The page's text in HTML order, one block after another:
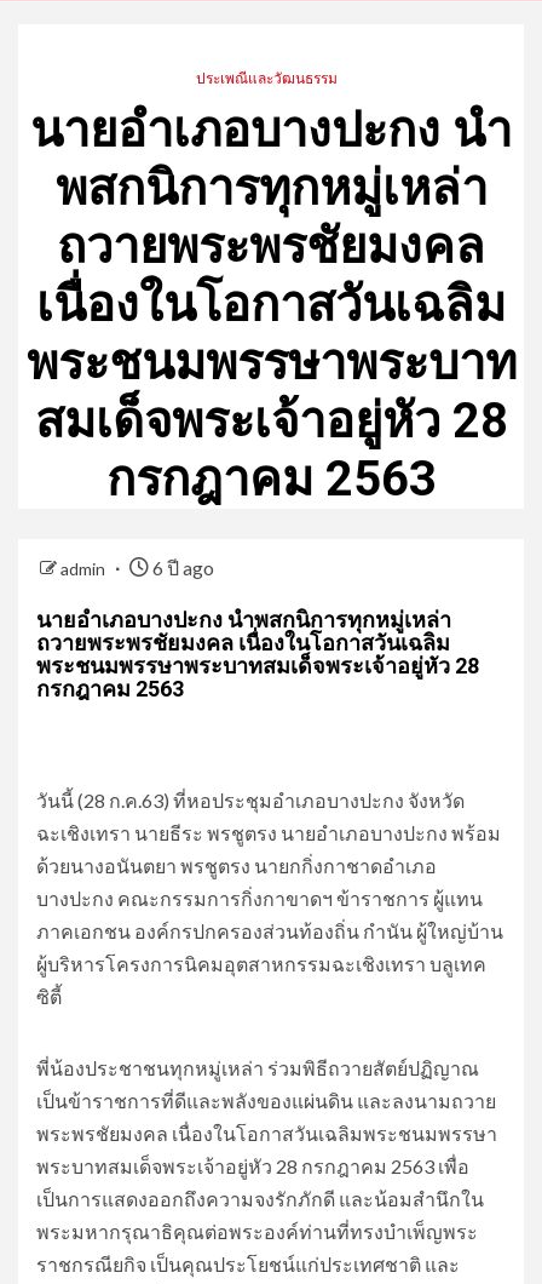
ประเพณีและวัฒนธรรม
นายอำเภอบางปะกง นำ
พสกนิการทุกหมู่เหล่า
ถวายพระพรชัยมงคล
เนื่องในโอกาสวันเฉลิม
พระชนมพรรษาพระบาท
สมเด็จพระเจ้าอยู่หัว 28
กรกฎาคม 2563
admin 6 ปี ago
นายอำเภอบางปะกง นำพสกนิการทุกหมู่เหล่า
ถวายพระพรชัยมงคล เนื่องในโอกาสวันเฉลิม
พระชนมพรรษาพระบาทสมเด็จพระเจ้าอยู่หัว 28
กรกฎาคม 2563
วันนี้ (28 ก.ค.63) ที่หอประชุมอำเภอบางปะกง จังหวัด
ฉะเชิงเทรา นายธีระ พรชูตรง นายอำเภอบางปะกง พร้อม
ด้วยนางอนันตยา พรชูตรง นายกกิ่งกาชาดอำเภอ
บางปะกง คณะกรรมการกิ่งกาขาดฯ ข้าราชการ ผู้แทน
ภาคเอกชน องค์กรปกครองส่วนท้องถิ่น กำนัน ผู้ใหญ่บ้าน
ผู้บริหารโครงการนิคมอุตสาหกรรมฉะเชิงเทรา บลูเทค
ซิตี้
พี่น้องประชาชนทุกหมู่เหล่า ร่วมพิธีถวายสัตย์ปฏิญาณ
เป็นข้าราชการที่ดีและพลังของแผ่นดิน และลงนามถวาย
พระพรชัยมงคล เนื่องในโอกาสวันเฉลิมพระชนมพรรษา
พระบาทสมเด็จพระเจ้าอยู่หัว 28 กรกฎาคม 2563 เพื่อ
เป็นการแสดงออกถึงความจงรักภักดี และน้อมสำนึกใน
พระมหากรุณาธิคุณต่อพระองค์ท่านที่ทรงบำเพ็ญพระ
ราชกรณียกิจ เป็นคุณประโยชน์แก่ประเทศชาติ และ